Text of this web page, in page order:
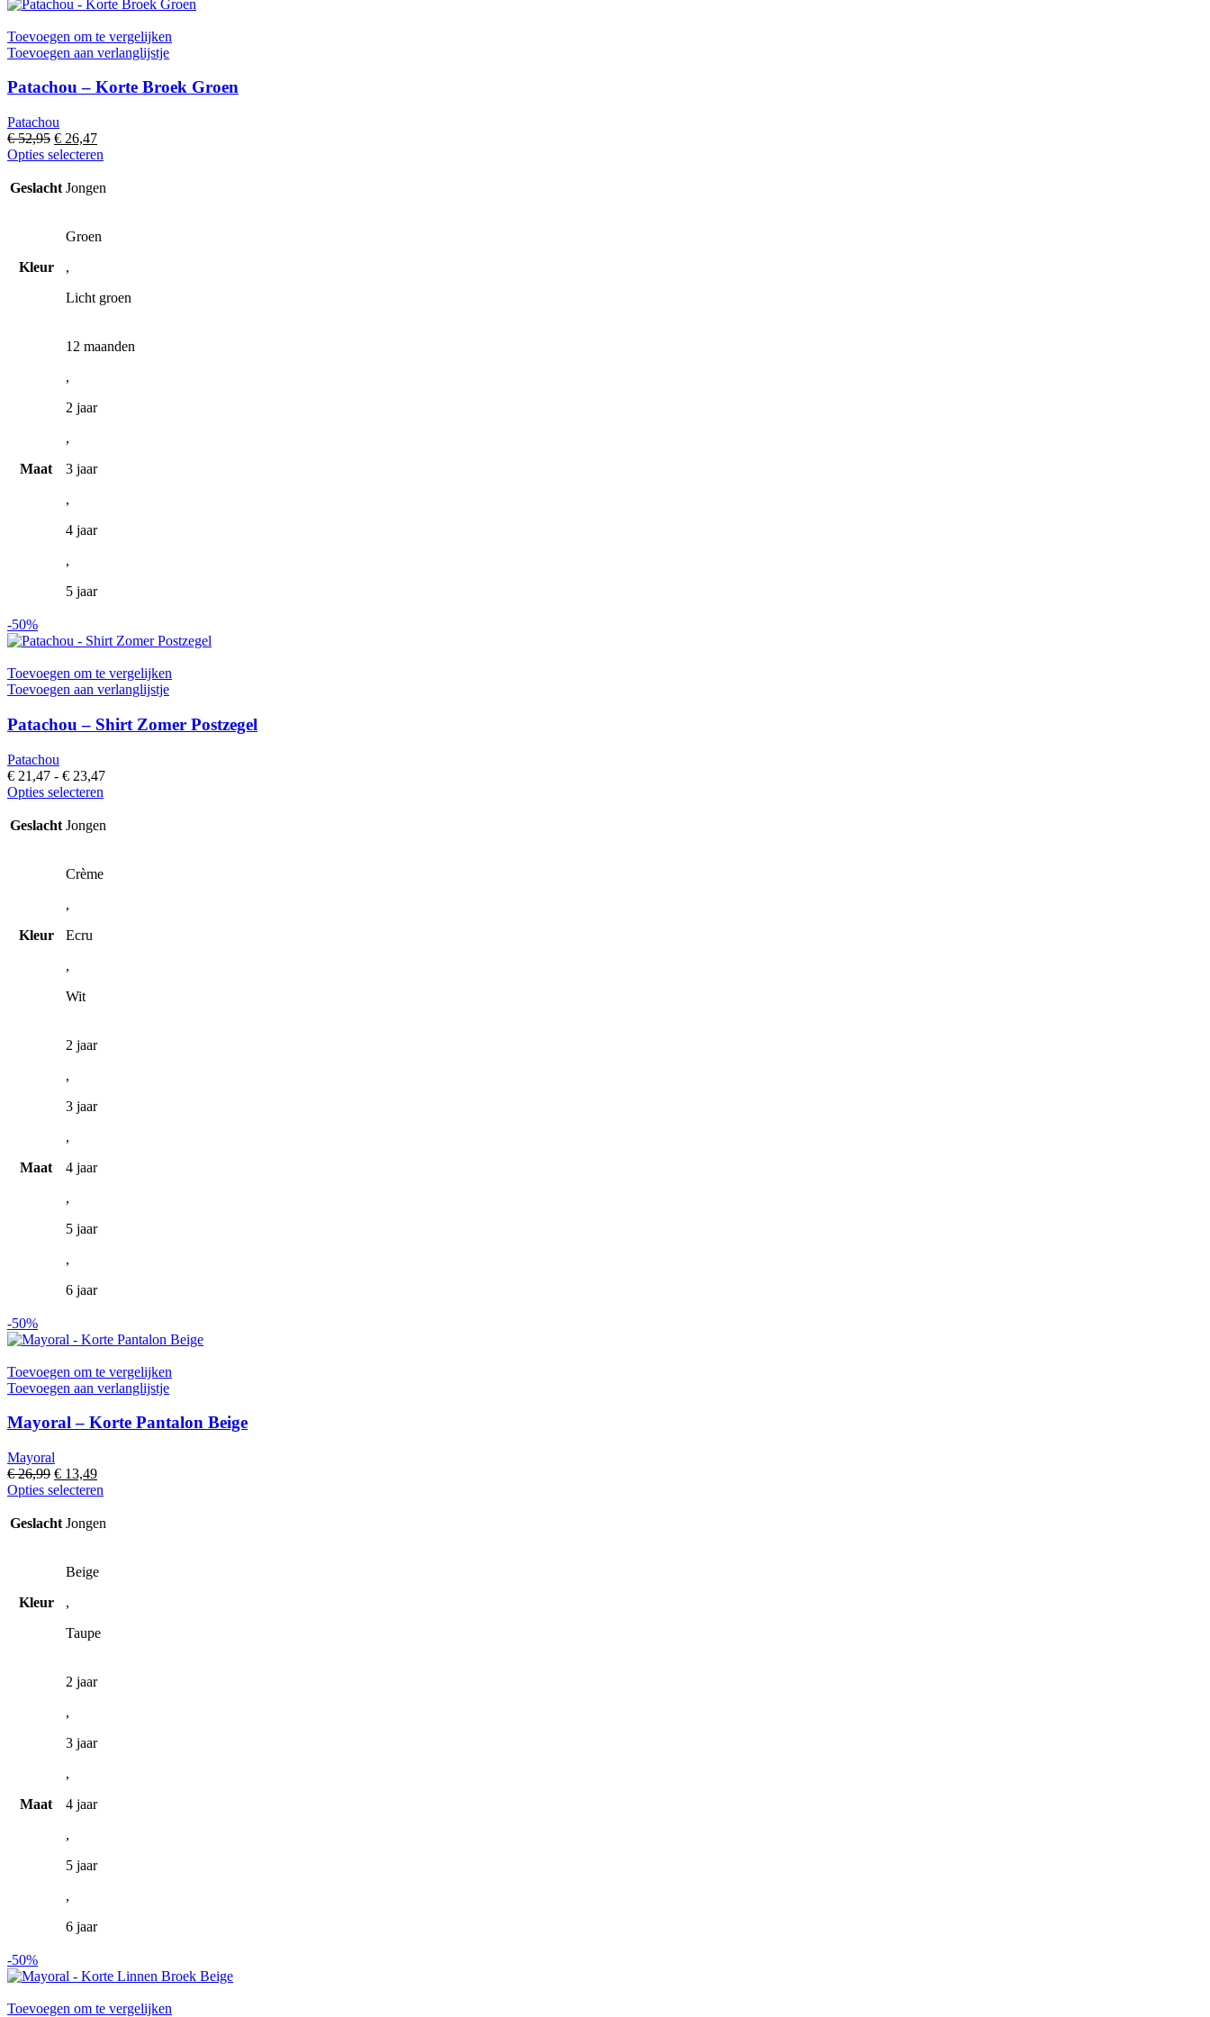
Toevoegen om te vergelijken
Toevoegen aan verlanglijstje
Patachou – Korte Broek Groen
Patachou
€52,95 Oorspronkelijke
prijs
€ 52,95.
€ 26,47Huidige
prijs
€ 26,47.
Opties selecteren
heeft
worden
productpagina
Geslacht Jongen
Kleur
Groen
,
Licht groen
Maat
12 maanden
,
2 jaar
,
3 jaar
,
4 jaar
,
5 jaar
-50%
Toevoegen om te vergelijken
Toevoegen aan verlanglijstje
Patachou – Shirt Zomer Postzegel
Patachou
€ 21,47 - € 23,47Prijsklasse:
€ 23,47
Opties selecteren
heeft
Deze
Geslacht Jongen
Kleur
Crème
,
Ecru
,
Wit
Maat
2 jaar
,
3 jaar
,
4 jaar
,
5 jaar
,
6 jaar
-50%
Toevoegen om te vergelijken
Toevoegen aan verlanglijstje
Mayoral – Korte Pantalon Beige
Mayoral
€26,99 Oorspronkelijke
prijs
€ 26,99.
€ 13,49Huidige
prijs
€ 13,49.
Opties selecteren
heeft
Geslacht Jongen
Kleur
Beige
,
Taupe
Maat
2 jaar
,
3 jaar
,
4 jaar
,
5 jaar
,
6 jaar
-50%
Toevoegen om te vergelijken